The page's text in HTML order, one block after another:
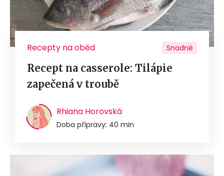
Recepty na oběd Snadné
Recept na casserole: Tilápie
zapečená v troubě
Rhiana Horovská
Doba přípravy: 40 min